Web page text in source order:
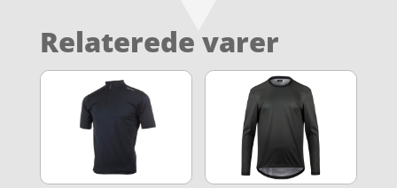
Relaterede varer